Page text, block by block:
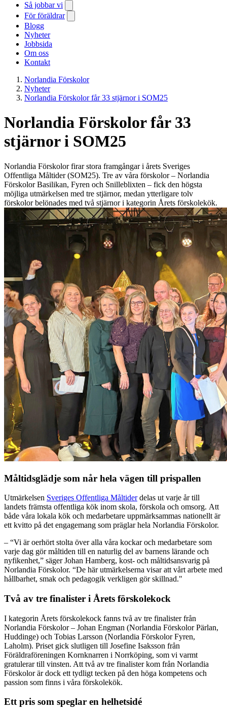
Så jobbar vi
För föräldrar
Blogg
Nyheter
Jobbsida
Om oss
Kontakt
Norlandia Förskolor
Nyheter
Norlandia Förskolor får 33 stjärnor i SOM25
Norlandia Förskolor får 33
stjärnor i SOM25
Norlandia Förskolor firar stora framgångar i årets Sveriges
Offentliga Måltider (SOM25). Tre av våra förskolor – Norlandia
Förskolor Basilikan, Fyren och Snilleblixten – fick den högsta
möjliga utmärkelsen med tre stjärnor, medan ytterligare tolv
förskolor belönades med två stjärnor i kategorin Årets förskolekök.
Måltidsglädje som når hela vägen till prispallen
Utmärkelsen Sveriges Offentliga Måltiderdelas ut varje år till
landets främsta offentliga kök inom skola, förskola och omsorg. Att
både våra lokala kök och medarbetare uppmärksammas nationellt är
ett kvitto på det engagemang som präglar hela Norlandia Förskolor.
– “Vi är oerhört stolta över alla våra kockar och medarbetare som
varje dag gör måltiden till en naturlig del av barnens lärande och
nyfikenhet,” säger Johan Hamberg, kost- och måltidsansvarig på
Norlandia Förskolor. “De här utmärkelserna visar att vårt arbete med
hållbarhet, smak och pedagogik verkligen gör skillnad."
Två av tre finalister i Årets förskolekock
I kategorin Årets förskolekock fanns två av tre finalister från
Norlandia Förskolor – Johan Engman (Norlandia Förskolor Pärlan,
Huddinge) och Tobias Larsson (Norlandia Förskolor Fyren,
Laholm). Priset gick slutligen till Josefine Isaksson från
Föräldraföreningen Kornknarren i Norrköping, som vi varmt
gratulerar till vinsten. Att två av tre finalister kom från Norlandia
Förskolor är dock ett tydligt tecken på den höga kompetens och
passion som finns i våra förskolekök.
Ett pris som speglar en helhetsidé